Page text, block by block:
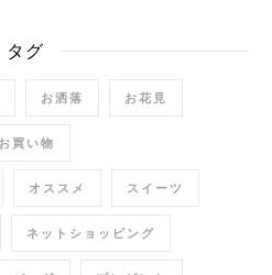
タグ
お洒落 お花見
お買い物
オススメ スイーツ
ネットショッピング